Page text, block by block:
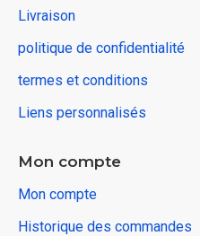
Livraison
politique de confidentialité
termes et conditions
Liens personnalisés
Mon compte
Mon compte
Historique des commandes